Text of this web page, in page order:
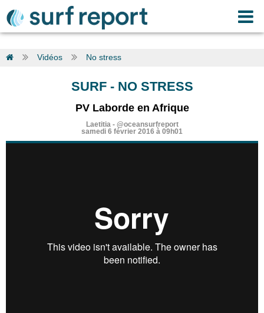
Vidéos No stress
SURF- NO STRESS
PV Laborde en Afrique
Laetitia- @oceansurfreport
samedi 6 février 2016 à 09h01